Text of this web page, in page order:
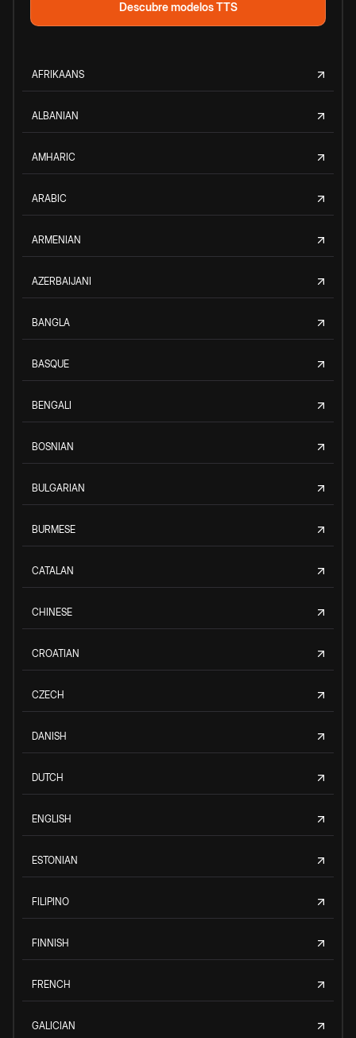
Descubre modelos TTS
AFRIKAANS
ALBANIAN
AMHARIC
ARABIC
ARMENIAN
AZERBAIJANI
BANGLA
BASQUE
BENGALI
BOSNIAN
BULGARIAN
BURMESE
CATALAN
CHINESE
CROATIAN
CZECH
DANISH
DUTCH
ENGLISH
ESTONIAN
FILIPINO
FINNISH
FRENCH
GALICIAN